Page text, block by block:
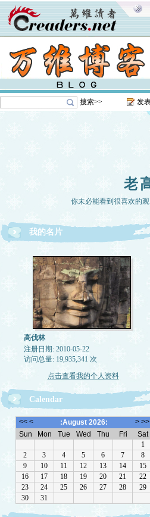
搜索>> 发
老
你未必能看到很喜欢的
我的名片
高伐林
注册日期: 2010-05-22
访问总量: 19,935,341 次
点击查看我的个人资料
Calendar